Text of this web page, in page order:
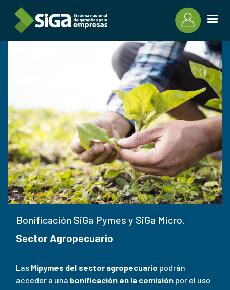
Pasar al contenido principal
Bonificación SiGa Pymes y SiGa Micro.
Sector Agropecuario
Las Mipymes del sector agropecuario podrán
acceder a una bonificación en la comisión por el uso